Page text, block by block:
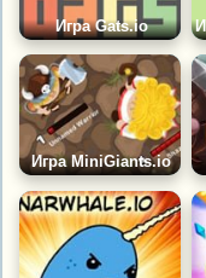
Игра Gats.io
Игра MiniGiants.io